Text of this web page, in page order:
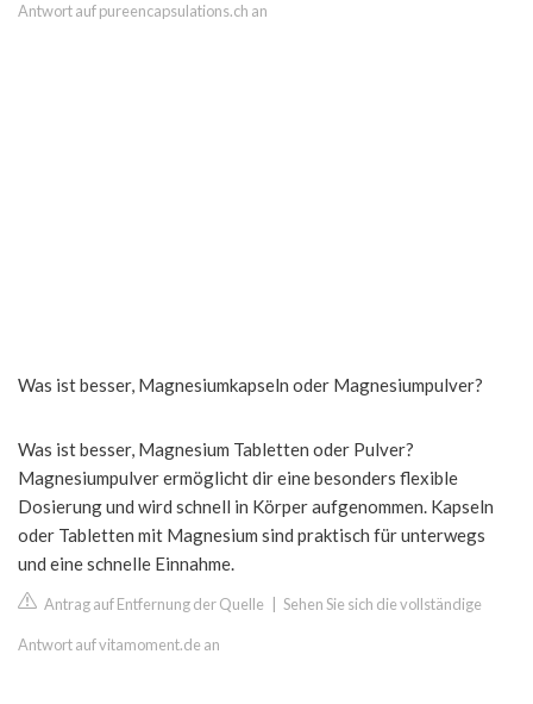
Antwort auf pureencapsulations.ch an
Was ist besser, Magnesiumkapseln oder Magnesiumpulver?
Was ist besser, Magnesium Tabletten oder Pulver?
Magnesiumpulver ermöglicht dir eine besonders flexible
Dosierung und wird schnell in Körper aufgenommen. Kapseln
oder Tabletten mit Magnesium sind praktisch für unterwegs
und eine schnelle Einnahme.
Antrag auf Entfernung der Quelle Sehen Sie sich die vollständige
Antwort auf vitamoment.de an